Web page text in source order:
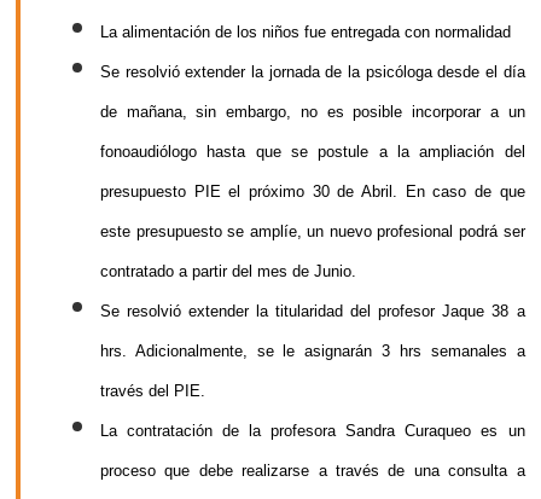
La alimentación de los niños fue entregada con normalidad
Se resolvió extender la jornada de la psicóloga desde el día
de mañana, sin embargo, no es posible incorporar a un
fonoaudiólogo hasta que se postule a la ampliación del
presupuesto PIE el próximo 30 de Abril. En caso de que
este presupuesto se amplíe, un nuevo profesional podrá ser
contratado a partir del mes de Junio.
Se resolvió extender la titularidad del profesor Jaque 38 a
hrs. Adicionalmente, se le asignarán 3 hrs semanales a
través del PIE.
La contratación de la profesora Sandra Curaqueo es un
proceso que debe realizarse a través de una consulta a